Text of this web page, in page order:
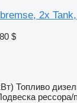
2x
$
Топливо
рессора/